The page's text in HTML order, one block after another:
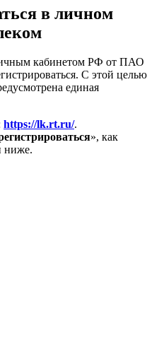
в личном
кабинетом РФ от ПАО
С этой целью
единая
https://lk.rt.ru/.
», как
ниже.